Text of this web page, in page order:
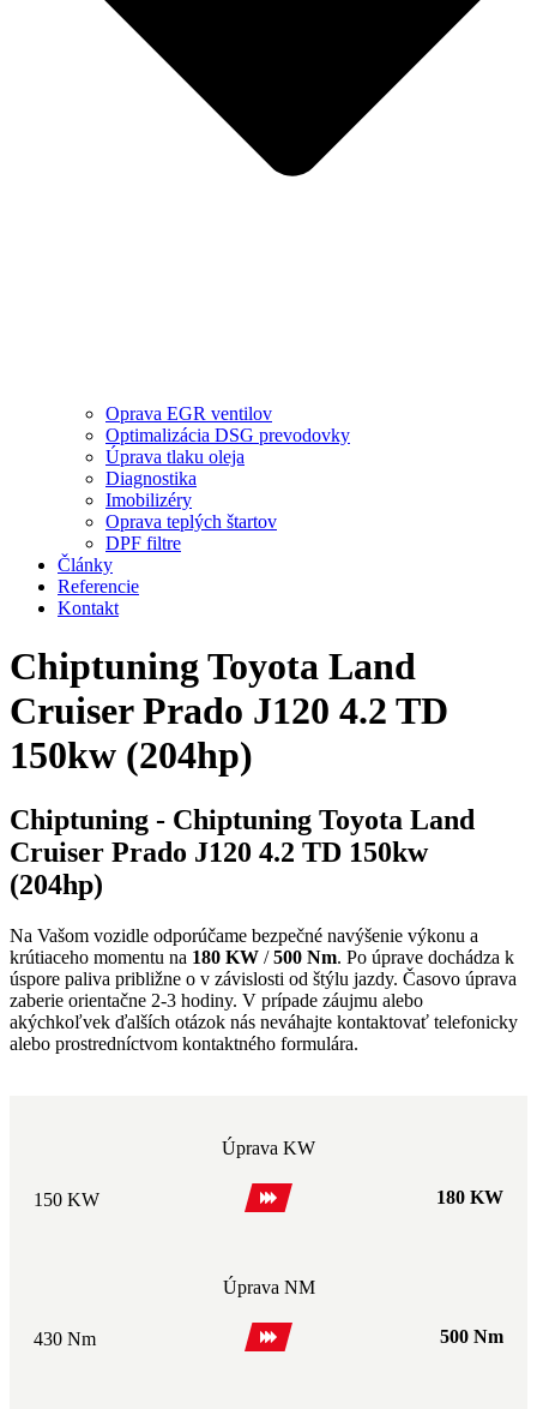
Oprava EGR ventilov
Optimalizácia DSG prevodovky
Úprava tlaku oleja
Diagnostika
Imobilizéry
Oprava teplých štartov
DPF filtre
Články
Referencie
Kontakt
Chiptuning Toyota Land
Cruiser Prado J120 4.2 TD
150kw (204hp)
Chiptuning - Chiptuning Toyota Land
Cruiser Prado J120 4.2 TD 150kw
(204hp)
Na Vašom vozidle odporúčame bezpečné navýšenie výkonu a
krútiaceho momentu na 180 KW /500 Nm. Po úprave dochádza k
úspore paliva približne o v závislosti od štýlu jazdy. Časovo úprava
zaberie orientačne 2-3 hodiny. V prípade záujmu alebo
akýchkoľvek ďalších otázok nás neváhajte kontaktovať telefonicky
alebo prostredníctvom kontaktného formulára.
Úprava KW
150 KW 180 KW
Úprava NM
430 Nm 500 Nm